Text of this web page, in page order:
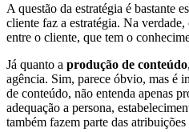
A questão da estratégia é bastante
cliente faz a estratégia. Na
entre o cliente, que tem o
Já quanto a produção de conteúdo
agência. Sim, parece óbvio, mas é
de conteúdo, não entenda apenas
adequação a persona,
também fazem parte das atribuições